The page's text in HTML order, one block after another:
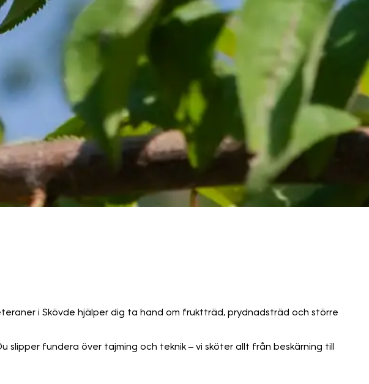
i Skövde hjälper dig ta hand om fruktträd, prydnadsträd och större
fundera över tajming och teknik – vi sköter allt från beskärning till